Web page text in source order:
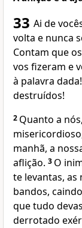
33 Ai de
volta e nunca
Contam que
vos fizeram e
à palavra
destruídos!
2 Quanto a
manhã, a
aflição. 3 O
te levantas, as
bandos,
que tudo
derrotado